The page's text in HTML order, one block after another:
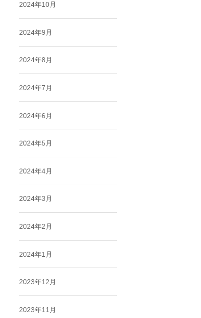
2024年10月
2024年9月
2024年8月
2024年7月
2024年6月
2024年5月
2024年4月
2024年3月
2024年2月
2024年1月
2023年12月
2023年11月